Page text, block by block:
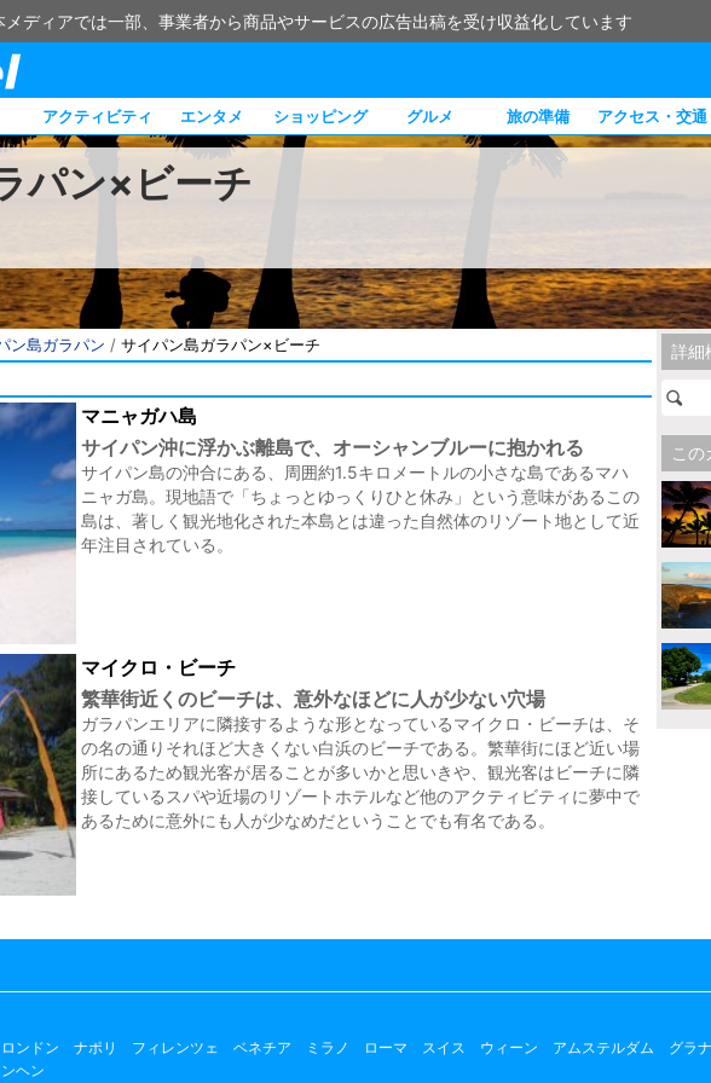
メディアでは一部、事業者から商品やサービスの広告出稿を受け収益化しています
アクティビティ エンタメ ショッピング グルメ 旅の準備 アクセス・交通
パン×ビーチ
詳細
こ
ン島ガラパン / サイパン島ガラパン×ビーチ
マニャガハ島
サイパン沖に浮かぶ離島で、オーシャンブルーに抱かれる
サイパン島の沖合にある、周囲約1.5キロメートルの小さな島であるマハ
ニャガ島。現地語で「ちょっとゆっくりひと休み」という意味があるこの
島は、著しく観光地化された本島とは違った自然体のリゾート地として近
年注目されている。
マイクロ・ビーチ
繁華街近くのビーチは、意外なほどに人が少ない穴場
ガラパンエリアに隣接するような形となっているマイクロ・ビーチは、そ
の名の通りそれほど大きくない白浜のビーチである。繁華街にほど近い場
所にあるため観光客が居ることが多いかと思いきや、観光客はビーチに隣
接しているスパや近場のリゾートホテルなど他のアクティビティに夢中で
あるために意外にも人が少なめだということでも有名である。
ロンドン ナポリ フィレンツェ ベネチア ミラノ ローマ スイス ウィーン アムステルダム グラ
ヘン